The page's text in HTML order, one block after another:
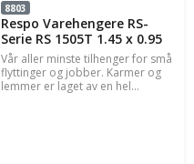
8803
Respo Varehengere RS-
Serie RS 1505T 1.45 x 0.95
Vår aller minste tilhenger for små
flyttinger og jobber. Karmer og
lemmer er laget av en hel...